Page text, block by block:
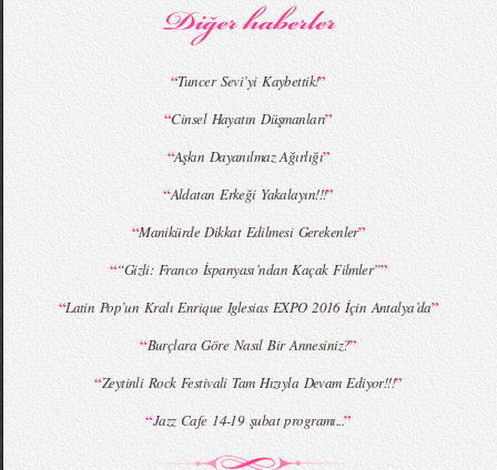
MBFWI - Giray Sepin 2015 Yaz Koleksiyonu MBFWI - Burçe Bekrek 2015 Yaz Koleksiyonu
“Tuncer Sevi’yi Kaybettik!”
“Cinsel Hayatın Düşmanları”
“Aşkın Dayanılmaz Ağırlığı”
“Aldatan Erkeği Yakalayın!!!”
“Manikürde Dikkat Edilmesi Gerekenler”
““Gizli: Franco İspanyası’ndan Kaçak Filmler””
“Latin Pop’un Kralı Enrique Iglesias EXPO 2016 İçin Antalya’da”
“Burçlara Göre Nasıl Bir Annesiniz?”
“Zeytinli Rock Festivali Tam Hızıyla Devam Ediyor!!!”
“Jazz Cafe 14-19 şubat programı...”